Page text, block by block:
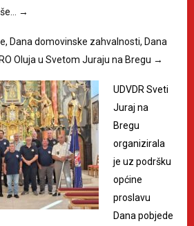
→
Dana domovinske zahvalnosti, Dana
Oluja u Svetom Juraju na Bregu →
UDVDR Sveti
Juraj na
Bregu
organizirala
je uz podršku
općine
proslavu
Dana pobjede